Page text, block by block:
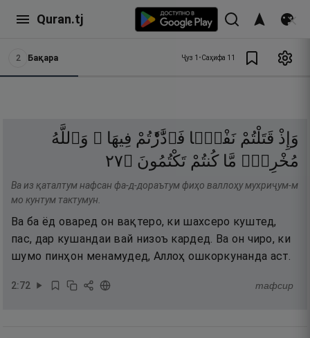
Quran.tj
2 Бақара Ҷуз 1 •Саҳифа 11
وَإِذْ قَتَلْتُمْ نَفْسًۭا فَٱدَّٰرَْٰٔتُمْ فِيهَا ۖ وَٱللَّهُ
مُخْرِجٌۭ مَّا كُنتُمْ تَكْتُمُونَ ۝٧٢
Ва из қаталтум нафсан фа-д-дораътум фиҳо валлоҳу мухриҷум-м
мо кунтум тактумун.
Ва ба ёд оваред он вақтеро, ки шахсеро куштед,
пас, дар кушандаи вай низоъ кардед. Ва он чиро, ки
шумо пинҳон менамудед, Аллоҳ ошкоркунанда аст.
2:72 тафсир